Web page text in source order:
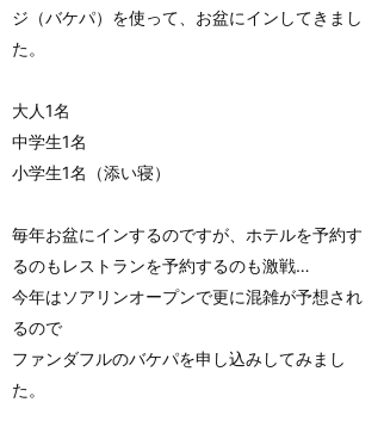
ジ（バケパ）を使って、お盆にインしてきまし
た。
大人1名
中学生1名
小学生1名（添い寝）
毎年お盆にインするのですが、ホテルを予約す
るのもレストランを予約するのも激戦…
今年はソアリンオープンで更に混雑が予想され
るので
ファンダフルのバケパを申し込みしてみまし
た。